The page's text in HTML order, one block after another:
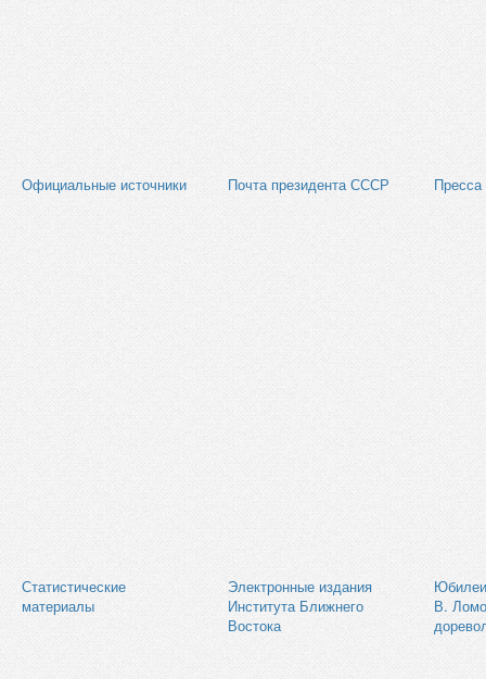
Официальные источники Почта президента СССР
Статистические
материалы
Электронные издания
Института Ближнего
Востока
В.